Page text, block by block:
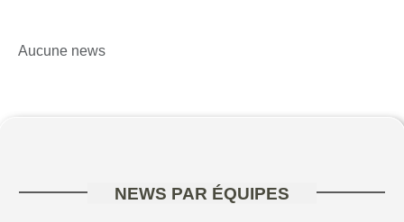
Aucune news
NEWS PAR ÉQUIPES